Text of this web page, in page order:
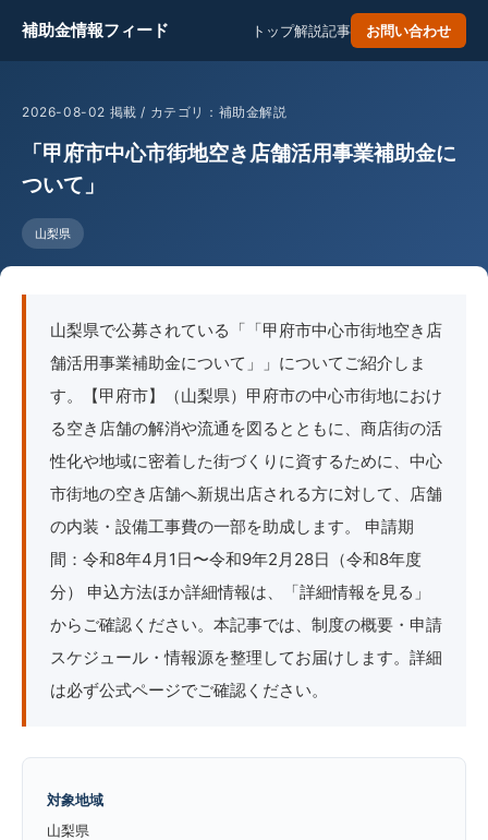
補助金情報フィード トップ解説記事 お問い合わせ
2026-08-02 掲載 / カテゴリ：補助金解説
「甲府市中心市街地空き店舗活用事業補助金に
ついて」
山梨県
山梨県で公募されている「「甲府市中心市街地空き店
舗活用事業補助金について」」についてご紹介しま
す。【甲府市】（山梨県）甲府市の中心市街地におけ
る空き店舗の解消や流通を図るとともに、商店街の活
性化や地域に密着した街づくりに資するために、中心
市街地の空き店舗へ新規出店される方に対して、店舗
の内装・設備工事費の一部を助成します。 申請期
間：令和8年4月1日〜令和9年2月28日（令和8年度
分） 申込方法ほか詳細情報は、「詳細情報を見る」
からご確認ください。本記事では、制度の概要・申請
スケジュール・情報源を整理してお届けします。詳細
は必ず公式ページでご確認ください。
対象地域
山梨県